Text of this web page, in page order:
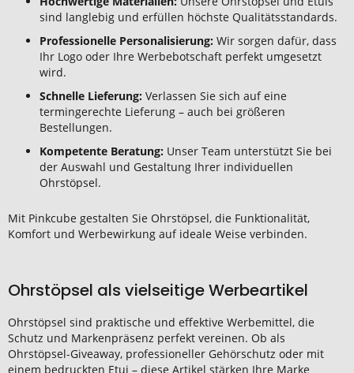
sind langlebig und erfüllen höchste Qualitätsstandards.
Professionelle Personalisierung: Wir sorgen dafür, dass
Ihr Logo oder Ihre Werbebotschaft perfekt umgesetzt
wird.
Schnelle Lieferung: Verlassen Sie sich auf eine
termingerechte Lieferung – auch bei größeren
Bestellungen.
Kompetente Beratung: Unser Team unterstützt Sie bei
der Auswahl und Gestaltung Ihrer individuellen
Ohrstöpsel.
Mit Pinkcube gestalten Sie Ohrstöpsel, die Funktionalität,
Komfort und Werbewirkung auf ideale Weise verbinden.
Ohrstöpsel als vielseitige Werbeartikel
Ohrstöpsel sind praktische und effektive Werbemittel, die
Schutz und Markenpräsenz perfekt vereinen. Ob als
Ohrstöpsel-Giveaway, professioneller Gehörschutz oder mit
einem bedruckten Etui – diese Artikel stärken Ihre Marke